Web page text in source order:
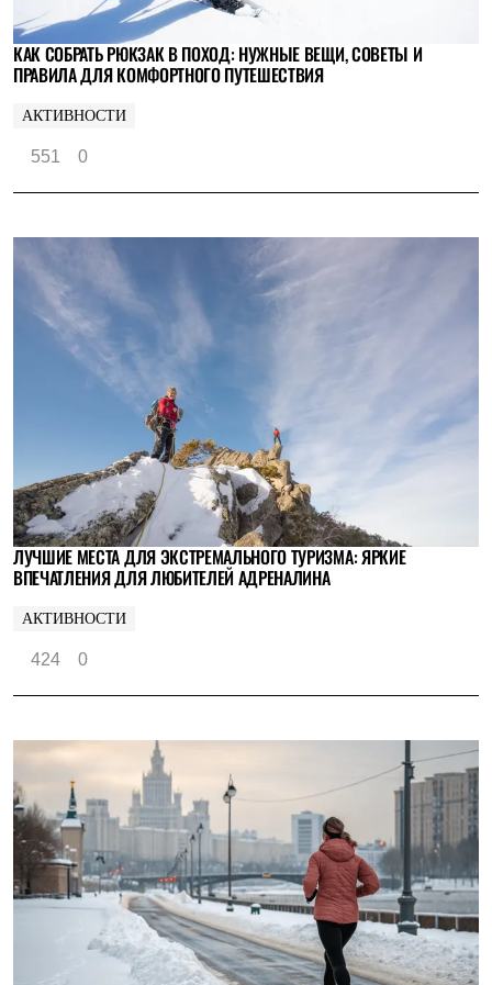
КАК СОБРАТЬ РЮКЗАК В ПОХОД: НУЖНЫЕ ВЕЩИ, СОВЕТЫ И
ПРАВИЛА ДЛЯ КОМФОРТНОГО ПУТЕШЕСТВИЯ
АКТИВНОСТИ
551 0
ЛУЧШИЕ МЕСТА ДЛЯ ЭКСТРЕМАЛЬНОГО ТУРИЗМА: ЯРКИЕ
ВПЕЧАТЛЕНИЯ ДЛЯ ЛЮБИТЕЛЕЙ АДРЕНАЛИНА
АКТИВНОСТИ
424 0